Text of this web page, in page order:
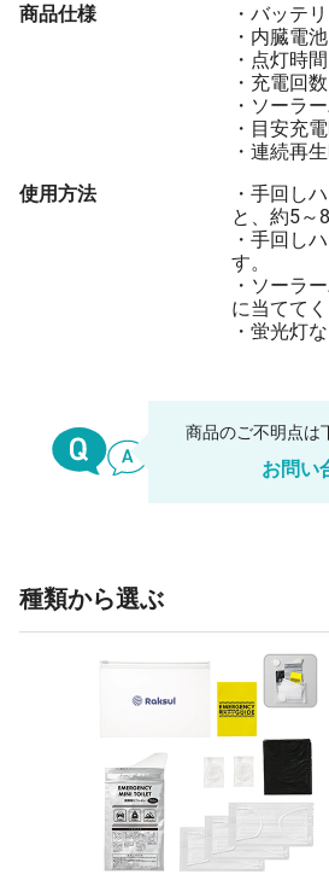
商品仕様
・バッテ
・内臓電
・点灯時
・充電回
・ソーラ
・目安充
・連続再
使用方法
・手回し
と、約5～
・手回し
す。
・ソーラ
に当ててく
・蛍光灯
商品のご不明点は
お問い
種類から選ぶ